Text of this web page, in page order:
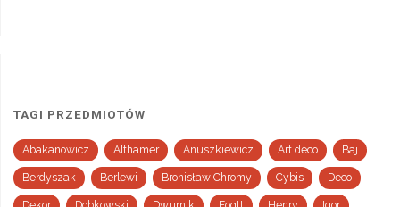
TAGI PRZEDMIOTÓW
Abakanowicz Althamer Anuszkiewicz Art deco Baj
Berdyszak Berlewi Bronisław Chromy Cybis Deco